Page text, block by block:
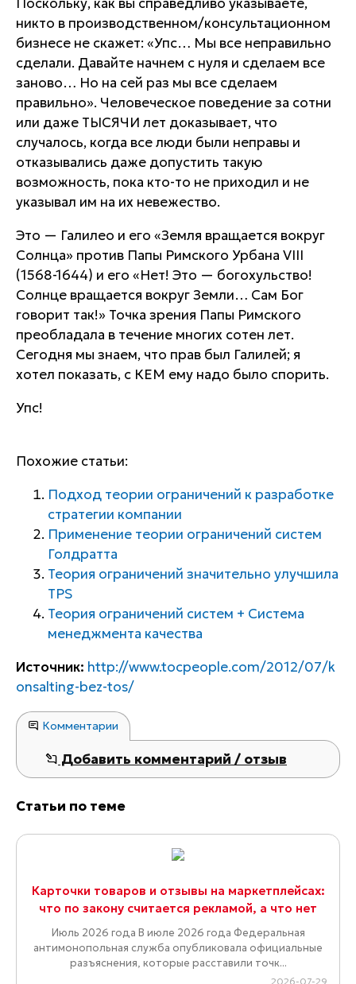
никто в производственном/консультационном
бизнесе не скажет: «Упс… Мы все неправильно
сделали. Давайте начнем с нуля и сделаем все
заново… Но на сей раз мы все сделаем
правильно». Человеческое поведение за сотни
или даже ТЫСЯЧИ лет доказывает, что
случалось, когда все люди были неправы и
отказывались даже допустить такую
возможность, пока кто-то не приходил и не
указывал им на их невежество.
Это — Галилео и его «Земля вращается вокруг
Солнца» против Папы Римского Урбана VIII
(1568-1644) и его «Нет! Это — богохульство!
Солнце вращается вокруг Земли… Сам Бог
говорит так!» Точка зрения Папы Римского
преобладала в течение многих сотен лет.
Сегодня мы знаем, что прав был Галилей; я
хотел показать, с КЕМ ему надо было спорить.
Упс!
Похожие статьи:
Подход теории ограничений к разработке
стратегии компании
Применение теории ограничений систем
Голдратта
Теория ограничений значительно улучшила
TPS
Теория ограничений систем + Система
менеджмента качества
Источник: http://www.tocpeople.com/2012/07/k
onsalting-bez-tos/
Комментарии
Добавить комментарий / отзыв
Статьи по теме
Карточки товаров и отзывы на маркетплейсах:
что по закону считается рекламой, а что нет
Июль 2026 года В июле 2026 года Федеральная
антимонопольная служба опубликовала официальные
разъяснения, которые расставили точк...
2026-07-29